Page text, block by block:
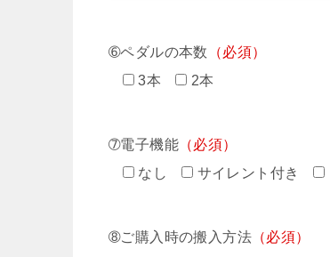
➅ペダルの本数
（必須）
3本
2本
➆電子機能 （必須）
なし
サイレント付き
➇ご購入時の搬入方法 （必須）